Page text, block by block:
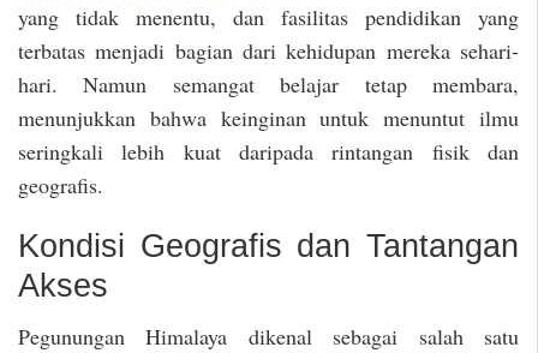
yang tidak menentu, dan fasilitas pendidikan yang
terbatas menjadi bagian dari kehidupan mereka sehari-
hari. Namun semangat belajar tetap membara,
menunjukkan bahwa keinginan untuk menuntut ilmu
seringkali lebih kuat daripada rintangan fisik dan
geografis.
Kondisi Geografis dan Tantangan
Akses
Pegunungan Himalaya dikenal sebagai salah satu